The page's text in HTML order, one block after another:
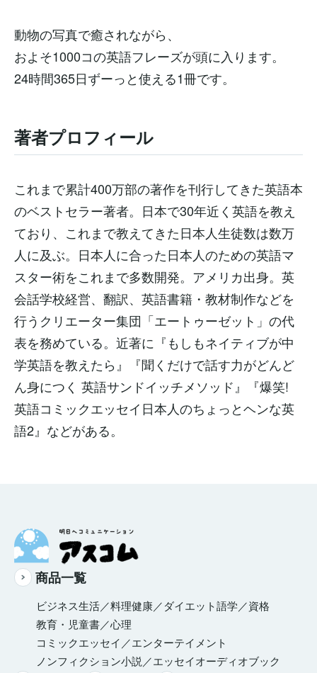
動物の写真で癒されながら、
およそ1000コの英語フレーズが頭に入ります。
24時間365日ずーっと使える1冊です。
著者プロフィール
これまで累計400万部の著作を刊行してきた英語本
のベストセラー著者。日本で30年近く英語を教え
ており、これまで教えてきた日本人生徒数は数万
人に及ぶ。日本人に合った日本人のための英語マ
スター術をこれまで多数開発。アメリカ出身。英
会話学校経営、翻訳、英語書籍・教材制作などを
行うクリエーター集団「エートゥーゼット」の代
表を務めている。近著に『もしもネイティブが中
学英語を教えたら』『聞くだけで話す力がどんど
ん身につく 英語サンドイッチメソッド』『爆笑!
英語コミックエッセイ日本人のちょっとヘンな英
語2』などがある。
商品一覧
ビジネス生活／料理健康／ダイエット語学／資格
教育・児童書／心理
コミックエッセイ／エンターテイメント
ノンフィクション小説／エッセイオーディオブック